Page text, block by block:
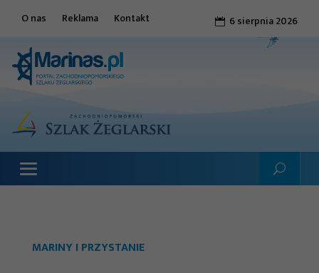
O nas Reklama Kontakt  6 sierpnia 2026
MARINY I PRZYSTANIE